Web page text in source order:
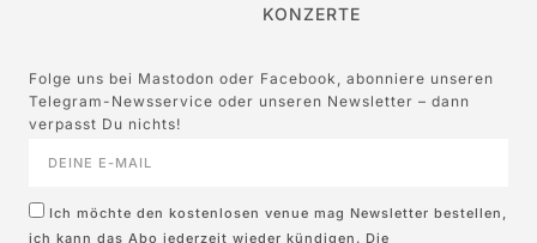
KONZERTE
Folge uns bei Mastodon oder Facebook, abonniere unseren
Telegram-Newsservice oder unseren Newsletter – dann
verpasst Du nichts!
Ich möchte den kostenlosen venue mag Newsletter bestellen,
ich kann das Abo jederzeit wieder kündigen. Die